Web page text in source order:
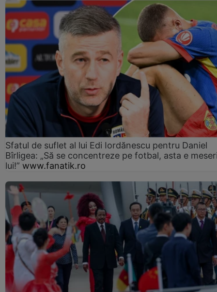
Sfatul de suflet al lui Edi Iordănescu pentru Daniel
Bîrligea: „Să se concentreze pe fotbal, asta e
lui!” www.fanatik.ro